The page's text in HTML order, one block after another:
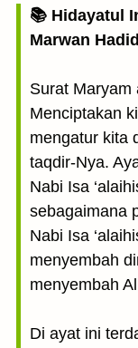
📚 Hidayatul
Marwan
Surat Maryam
Menciptakan
mengatur kita
taqdir-Nya.
Nabi Isa
sebagaimana
Nabi Isa
menyembah
menyembah
Di ayat ini